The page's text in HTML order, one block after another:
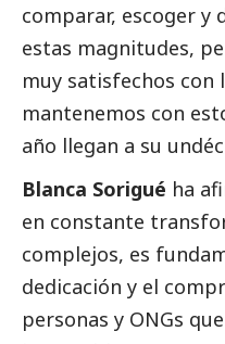
comparar, escoger y
estas magnitudes,
muy satisfechos con
mantenemos con
año llegan a su
Blanca Sorigué ha
en constante
complejos, es
dedicación y el
personas y ONGs